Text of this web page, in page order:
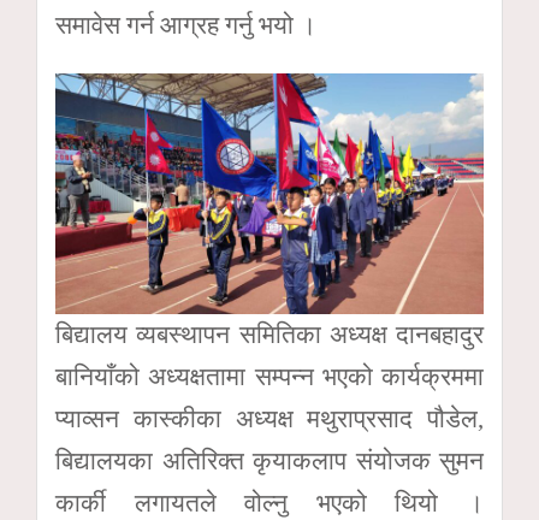
समावेस गर्न आग्रह गर्नु भयो ।
बिद्यालय व्यबस्थापन समितिका अध्यक्ष दानबहादुर
बानियाँको अध्यक्षतामा सम्पन्न भएको कार्यक्रममा
प्याव्सन कास्कीका अध्यक्ष मथुराप्रसाद पौडेल,
बिद्यालयका अतिरिक्त कृयाकलाप संयोजक सुमन
कार्की लगायतले वोल्नु भएको थियो ।